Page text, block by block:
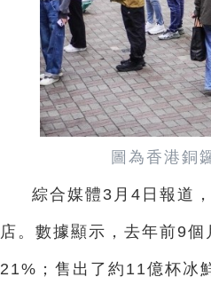
圖為香港銅
綜合媒體3月4日報道
店。數據顯示，去年前9
21%；售出了約11億杯冰